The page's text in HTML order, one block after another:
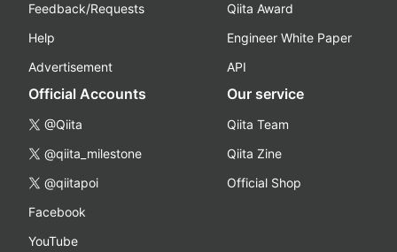
Feedback/Requests
Help
Advertisement
Qiita Award
Engineer White Paper
API
Official Accounts
@Qiita
@qiita_milestone
@qiitapoi
Facebook
YouTube
Our service
Qiita Team
Qiita Zine
Official Shop